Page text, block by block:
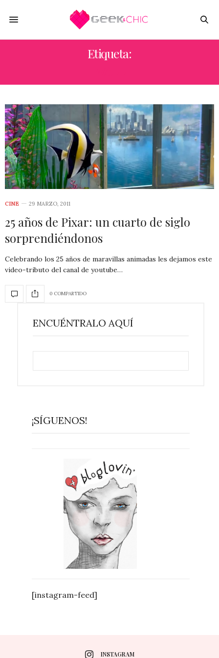
Etiqueta:
CINE 29 MARZO, 2011
25 años de Pixar: un cuarto de siglo
sorprendiéndonos
Celebrando los 25 años de maravillas animadas les dejamos este
video-tributo del canal de youtube…
0 COMPARTIDO
ENCUÉNTRALO AQUÍ
¡SÍGUENOS!
[instagram-feed]
INSTAGRAM